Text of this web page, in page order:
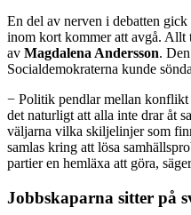
En del av nerven i debatten
inom kort kommer att avgå. Allt
av Magdalena Andersson.
Socialdemokraterna kunde
− Politik pendlar mellan konflikt
det naturligt att alla inte drar åt
väljarna vilka skiljelinjer som
samlas kring att lösa
partier en hemläxa att göra,
Jobbskaparna sitter på